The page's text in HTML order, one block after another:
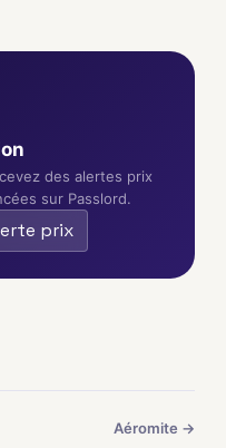
des alertes prix
sur Passlord.
prix
Aéromite →